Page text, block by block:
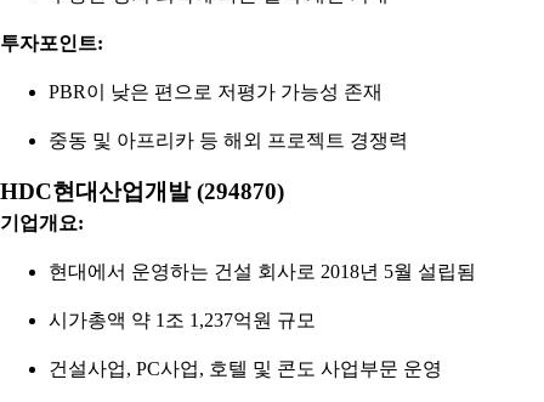
투자포인트:
PBR이 낮은 편으로 저평가 가능성 존재
중동 및 아프리카 등 해외 프로젝트 경쟁력
HDC현대산업개발 (294870)
기업개요:
현대에서 운영하는 건설 회사로 2018년 5월 설립됨
시가총액 약 1조 1,237억원 규모
건설사업, PC사업, 호텔 및 콘도 사업부문 운영